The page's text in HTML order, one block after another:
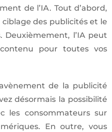
de l’IA. Tout d’abord,
des publicités et le
Deuxièmement, l’IA peut
pour toutes vos
de la publicité
désormais la possibilité
les consommateurs sur
En outre, vous